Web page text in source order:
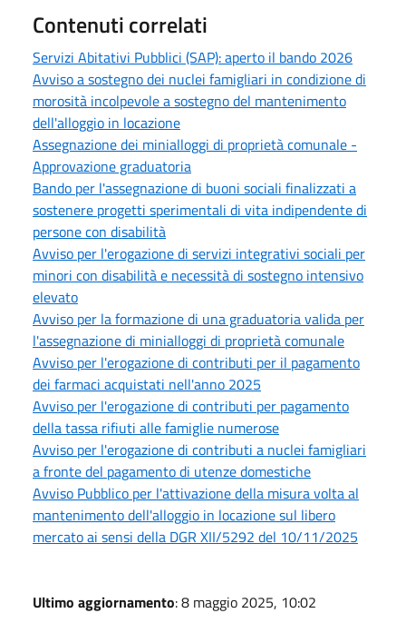
Contenuti correlati
Servizi Abitativi Pubblici (SAP): aperto il bando 2026
Avviso a sostegno dei nuclei famigliari in condizione di
morosità incolpevole a sostegno del mantenimento
dell'alloggio in locazione
Assegnazione dei minialloggi di proprietà comunale -
Approvazione graduatoria
Bando per l'assegnazione di buoni sociali finalizzati a
sostenere progetti sperimentali di vita indipendente di
persone con disabilità
Avviso per l'erogazione di servizi integrativi sociali per
minori con disabilità e necessità di sostegno intensivo
elevato
Avviso per la formazione di una graduatoria valida per
l'assegnazione di minialloggi di proprietà comunale
Avviso per l'erogazione di contributi per il pagamento
dei farmaci acquistati nell'anno 2025
Avviso per l'erogazione di contributi per pagamento
della tassa rifiuti alle famiglie numerose
Avviso per l'erogazione di contributi a nuclei famigliari
a fronte del pagamento di utenze domestiche
Avviso Pubblico per l'attivazione della misura volta al
mantenimento dell'alloggio in locazione sul libero
mercato ai sensi della DGR XII/5292 del 10/11/2025
Ultimo aggiornamento: 8 maggio 2025, 10:02